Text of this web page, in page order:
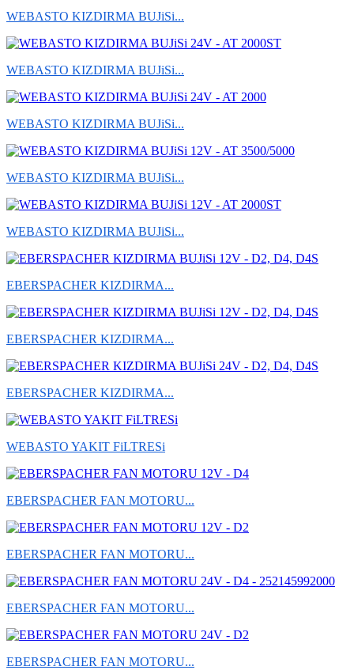
WEBASTO KIZDIRMA BUJiSi...
WEBASTO KIZDIRMA BUJiSi...
WEBASTO KIZDIRMA BUJiSi...
WEBASTO KIZDIRMA BUJiSi...
WEBASTO KIZDIRMA BUJiSi...
EBERSPACHER KIZDIRMA...
EBERSPACHER KIZDIRMA...
EBERSPACHER KIZDIRMA...
WEBASTO YAKIT FiLTRESi
EBERSPACHER FAN MOTORU...
EBERSPACHER FAN MOTORU...
EBERSPACHER FAN MOTORU...
EBERSPACHER FAN MOTORU...